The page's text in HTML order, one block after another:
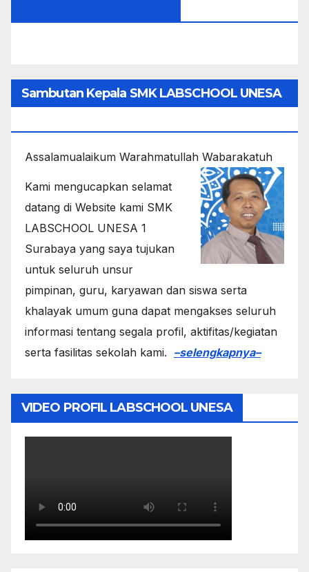
Sambutan Kepala SMK LABSCHOOL UNESA
Assalamualaikum Warahmatullah Wabarakatuh
Kami mengucapkan selamat
datang di Website kami SMK
LABSCHOOL UNESA 1
Surabaya yang saya tujukan
untuk seluruh unsur
pimpinan, guru, karyawan dan siswa serta
khalayak umum guna dapat mengakses seluruh
informasi tentang segala profil, aktifitas/kegiatan
serta fasilitas sekolah kami. –selengkapnya–
VIDEO PROFIL LABSCHOOL UNESA